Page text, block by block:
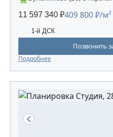
11 597 340 ₽409 800 ₽/м²
1-й ДСК
Позвонить
Подробнее